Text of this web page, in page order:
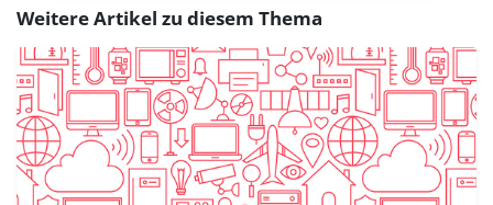
Weitere Artikel zu diesem Thema